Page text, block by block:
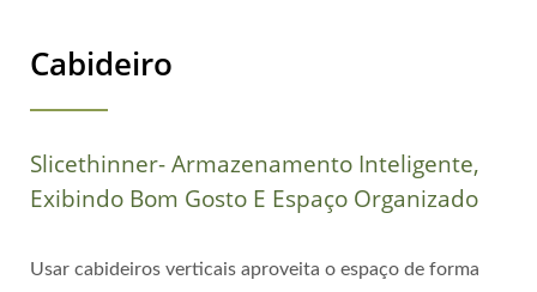
Cabideiro
Slicethinner- Armazenamento Inteligente,
Exibindo Bom Gosto E Espaço Organizado
Usar cabideiros verticais aproveita o espaço de forma